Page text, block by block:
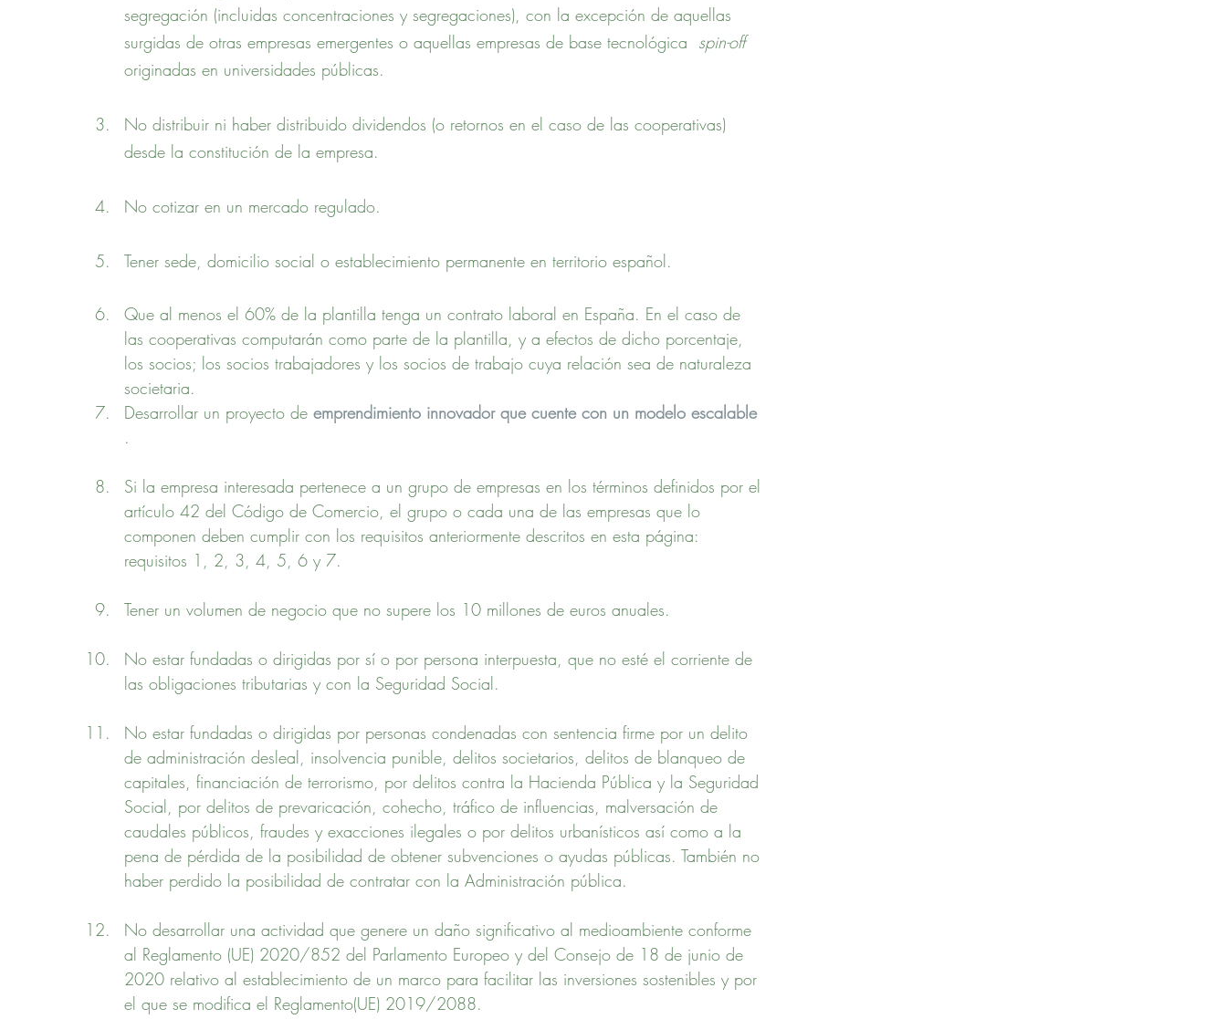
segregación (incluidas concentraciones y segregaciones), con la excepción de aquellas
surgidas de otras empresas emergentes o aquellas empresas de base tecnológica spin-off
originadas en universidades públicas.
No distribuir ni haber distribuido dividendos (o retornos en el caso de las cooperativas)
desde la constitución de la empresa.
No cotizar en un mercado regulado.
Tener sede, domicilio social o establecimiento permanente en territorio español.
Que al menos el 60% de la plantilla tenga un contrato laboral en España. En el caso de
las cooperativas computarán como parte de la plantilla, y a efectos de dicho porcentaje,
los socios; los socios trabajadores y los socios de trabajo cuya relación sea de naturaleza
societaria.
Desarrollar un proyecto de emprendimiento innovador que cuente con un modelo escalable
.
Si la empresa interesada pertenece a un grupo de empresas en los términos definidos por el
artículo 42 del Código de Comercio, el grupo o cada una de las empresas que lo
componen deben cumplir con los requisitos anteriormente descritos en esta página:
requisitos 1, 2, 3, 4, 5, 6 y 7.
Tener un volumen de negocio que no supere los 10 millones de euros anuales.
No estar fundadas o dirigidas por sí o por persona interpuesta, que no esté el corriente de
las obligaciones tributarias y con la Seguridad Social.
No estar fundadas o dirigidas por personas condenadas con sentencia firme por un delito
de administración desleal, insolvencia punible, delitos societarios, delitos de blanqueo de
capitales, financiación de terrorismo, por delitos contra la Hacienda Pública y la Seguridad
Social, por delitos de prevaricación, cohecho, tráfico de influencias, malversación de
caudales públicos, fraudes y exacciones ilegales o por delitos urbanísticos así como a la
pena de pérdida de la posibilidad de obtener subvenciones o ayudas públicas. También no
haber perdido la posibilidad de contratar con la Administración pública.
No desarrollar una actividad que genere un daño significativo al medioambiente conforme
al Reglamento (UE) 2020/852 del Parlamento Europeo y del Consejo de 18 de junio de
2020 relativo al establecimiento de un marco para facilitar las inversiones sostenibles y por
el que se modifica el Reglamento(UE) 2019/2088.